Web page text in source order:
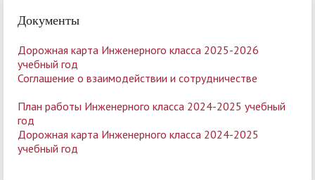
Документы
Дорожная карта Инженерного класса 2025-2026
учебный год
Соглашение о взаимодействии и сотрудничестве
План работы Инженерного класса 2024-2025 учебный
год
Дорожная карта Инженерного класса 2024-2025
учебный год